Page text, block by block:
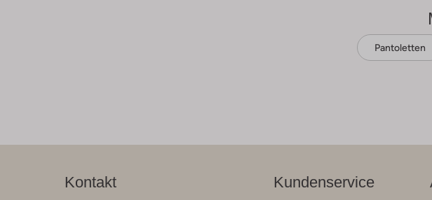
Pantoletten
Kontakt Kundenservice